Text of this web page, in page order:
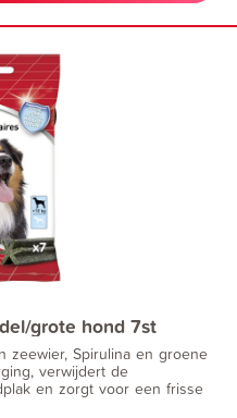
grote hond 7st
zeewier, Spirulina en groene
verwijdert de
en zorgt voor een frisse